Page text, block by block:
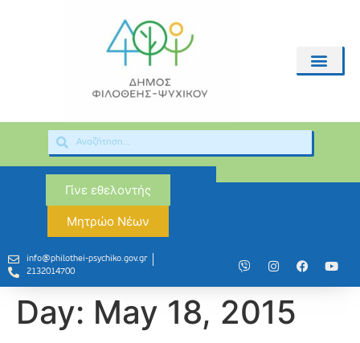
Γίνε εθελοντής
Μητρώο Νέων
info@philothei-psychiko.gov.gr
2132014700
Day: May 18, 2015